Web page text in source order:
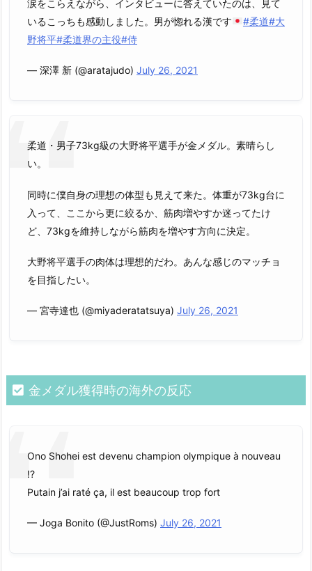
涙をこらえながら、インタビューに答えていたのは、見て
いるこっちも感動しました。男が惚れる漢です
#柔道#大
野将平#柔道界の主役#侍
— 深澤 新 (@aratajudo) July 26, 2021
柔道・男子73kg級の大野将平選手が金メダル。素晴らし
い。
同時に僕自身の理想の体型も見えて来た。体重が73kg台に
入って、ここから更に絞るか、筋肉増やすか迷ってたけ
ど、73kgを維持しながら筋肉を増やす方向に決定。
大野将平選手の肉体は理想的だわ。あんな感じのマッチョ
を目指したい。
— 宮寺達也 (@miyaderatatsuya) July 26, 2021
金メダル獲得時の海外の反応
Ono Shohei est devenu champion olympique à nouveau
!?
Putain j’ai raté ça, il est beaucoup trop fort
— Joga Bonito (@JustRoms) July 26, 2021